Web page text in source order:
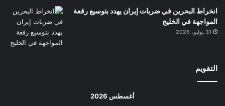
انخراط البحرين في ضربات إيران يهدد بتوسيع رقعة
المواجهة في الخليج
31 يوليو، 2026
التقويم
أغسطس 2026